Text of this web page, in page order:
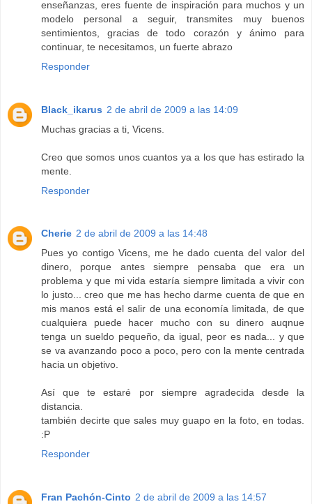
enseñanzas, eres fuente de inspiración para muchos y un
modelo personal a seguir, transmites muy buenos
sentimientos, gracias de todo corazón y ánimo para
continuar, te necesitamos, un fuerte abrazo
Responder
Black_ikarus 2 de abril de 2009 a las 14:09
Muchas gracias a ti, Vicens.
Creo que somos unos cuantos ya a los que has estirado la
mente.
Responder
Cherie 2 de abril de 2009 a las 14:48
Pues yo contigo Vicens, me he dado cuenta del valor del
dinero, porque antes siempre pensaba que era un
problema y que mi vida estaría siempre limitada a vivir con
lo justo... creo que me has hecho darme cuenta de que en
mis manos está el salir de una economía limitada, de que
cualquiera puede hacer mucho con su dinero auqnue
tenga un sueldo pequeño, da igual, peor es nada... y que
se va avanzando poco a poco, pero con la mente centrada
hacia un objetivo.
Así que te estaré por siempre agradecida desde la
distancia.
también decirte que sales muy guapo en la foto, en todas.
:P
Responder
Fran Pachón-Cinto 2 de abril de 2009 a las 14:57